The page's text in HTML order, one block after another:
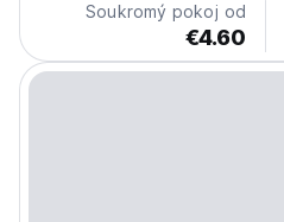
Soukromý pokoj od
€4.60